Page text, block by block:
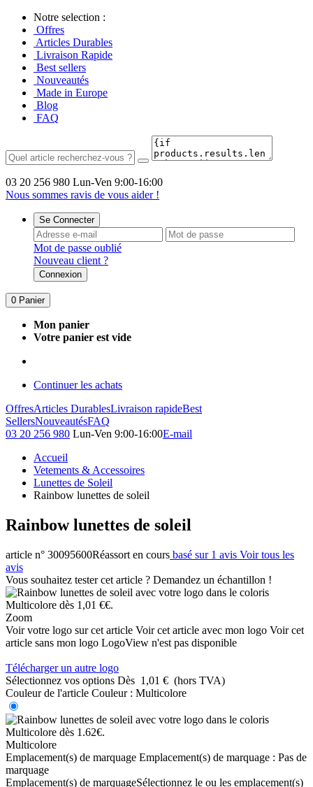
Notre selection :
Offres
Articles Durables
Livraison Rapide
Best sellers
Nouveautés
Made in Europe
Blog
FAQ
03 20 256 980 Lun-Ven 9:00-16:00
Nous sommes ravis de vous aider !
Se Connecter
Mot de passe oublié
Nouveau client ?
Connexion
0 Panier
Mon panier
Votre panier est vide
Continuer les achats
OffresArticles DurablesLivraison rapideBest
SellersNouveautésFAQ
03 20 256 980 Lun-Ven 9:00-16:00E-mail
Accueil
Vetements & Accessoires
Lunettes de Soleil
Rainbow lunettes de soleil
Rainbow lunettes de soleil
article n° 30095600Réassort en cours basé sur 1 avis Voir tous les
avis
Vous souhaitez tester cet article ? Demandez un échantillon !
Zoom
Voir votre logo sur cet article Voir cet article avec mon logo Voir cet
article sans mon logo LogoView n'est pas disponible
Télécharger un autre logo
Sélectionnez vos options Dès 1,01 € (hors TVA)
Couleur de l'article Couleur : Multicolore
Multicolore
Emplacement(s) de marquage Emplacement(s) de marquage : Pas de
marquage
Emplacement(s) de marquageSélectionnez le ou les emplacement(s)